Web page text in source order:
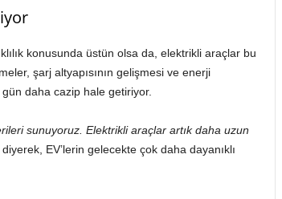
konusunda üstün olsa da, elektrikli araçlar bu
şarj altyapısının gelişmesi ve enerji
daha cazip hale getiriyor.
sunuyoruz. Elektrikli araçlar artık daha uzun
EV’lerin gelecekte çok daha dayanıklı